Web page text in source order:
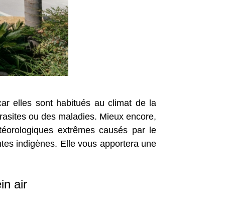
elles sont habitués au climat de la
ou des maladies. Mieux encore,
extrêmes causés par le
indigènes. Elle vous apportera une
air